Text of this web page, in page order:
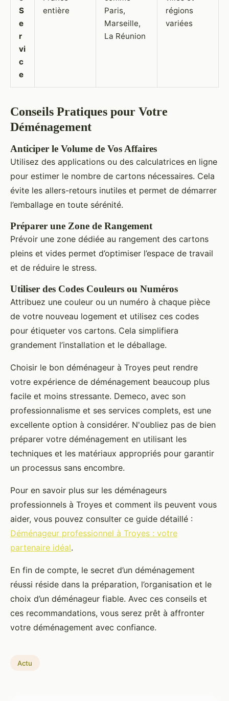
S
e
r
vi
c
e
entière
Paris,
Marseille,
La Réunion
régions
variées
Conseils Pratiques pour Votre
Déménagement
Anticiper le Volume de Vos Affaires
Utilisez des applications ou des calculatrices en ligne
pour estimer le nombre de cartons nécessaires. Cela
évite les allers-retours inutiles et permet de démarrer
l’emballage en toute sérénité.
Préparer une Zone de Rangement
Prévoir une zone dédiée au rangement des cartons
pleins et vides permet d’optimiser l’espace de travail
et de réduire le stress.
Utiliser des Codes Couleurs ou Numéros
Attribuez une couleur ou un numéro à chaque pièce
de votre nouveau logement et utilisez ces codes
pour étiqueter vos cartons. Cela simplifiera
grandement l’installation et le déballage.
Choisir le bon déménageur à Troyes peut rendre
votre expérience de déménagement beaucoup plus
facile et moins stressante. Demeco, avec son
professionnalisme et ses services complets, est une
excellente option à considérer. N'oubliez pas de bien
préparer votre déménagement en utilisant les
techniques et les matériaux appropriés pour garantir
un processus sans encombre.
Pour en savoir plus sur les déménageurs
professionnels à Troyes et comment ils peuvent vous
aider, vous pouvez consulter ce guide détaillé :
Déménageur professionnel à Troyes : votre
partenaire idéal.
En fin de compte, le secret d’un déménagement
réussi réside dans la préparation, l’organisation et le
choix d’un déménageur fiable. Avec ces conseils et
ces recommandations, vous serez prêt à affronter
votre déménagement avec confiance.
Actu